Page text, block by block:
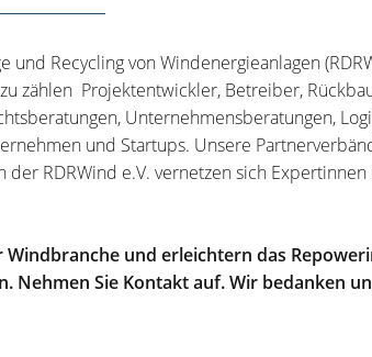
Recycling von Windenergieanlagen
zählen Projektentwickler, Betreiber,
Unternehmensberatungen,
und Startups. Unsere
RDRWind e.V. vernetzen sich
und erleichtern das
Sie Kontakt auf. Wir bedanken